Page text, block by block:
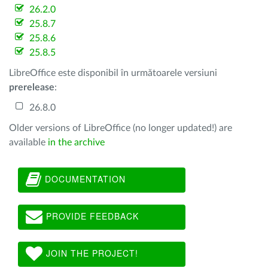
26.2.0
25.8.7
25.8.6
25.8.5
LibreOffice este disponibil în următoarele versiuni
prerelease:
26.8.0
Older versions of LibreOffice (no longer updated!) are
available in the archive
DOCUMENTATION
PROVIDE FEEDBACK
JOIN THE PROJECT!